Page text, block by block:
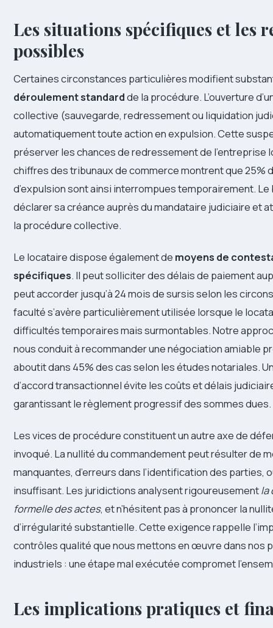
Les situations spécifiques et les
possibles
Certaines circonstances particulières modifient
déroulement standardde la procédure. L’ouverture
collective (sauvegarde, redressement ou liquidation
automatiquement toute action en expulsion. Cette
préserver les chances de redressement de l’entreprise
chiffres des tribunaux de commerce montrent que 25%
d’expulsion sont ainsi interrompues temporairement.
déclarer sa créance auprès du mandataire judiciaire et
la procédure collective.
Le locataire dispose également de moyens de
spécifiques. Il peut solliciter des délais de paiement
peut accorder jusqu’à 24 mois de sursis selon les
faculté s’avère particulièrement utilisée lorsque le
difficultés temporaires mais surmontables. Notre
nous conduit à recommander une négociation amiable
aboutit dans 45% des cas selon les études notariales.
d’accord transactionnel évite les coûts et délais
garantissant le règlement progressif des sommes dues.
Les vices de procédure constituent un autre axe de
invoqué. La nullité du commandement peut résulter de
manquantes, d’erreurs dans l’identification des parties,
insuffisant. Les juridictions analysent rigoureusementla
formelle des actes, et n’hésitent pas à prononcer la
d’irrégularité substantielle. Cette exigence rappelle
contrôles qualité que nous mettons en œuvre dans nos
industriels : une étape mal exécutée compromet
Les implications pratiques et